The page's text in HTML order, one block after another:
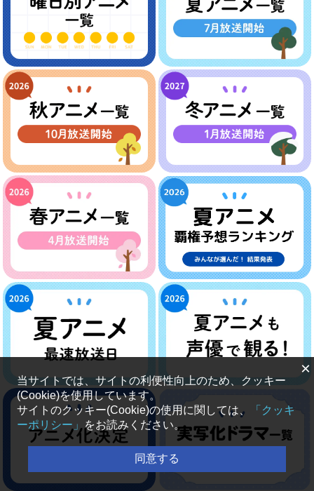
×
当サイトでは、サイトの利便性向上のため、クッキー
(Cookie)を使用しています。
サイトのクッキー(Cookie)の使用に関しては、
「クッキ
ーポリシー」
をお読みください。
同意する